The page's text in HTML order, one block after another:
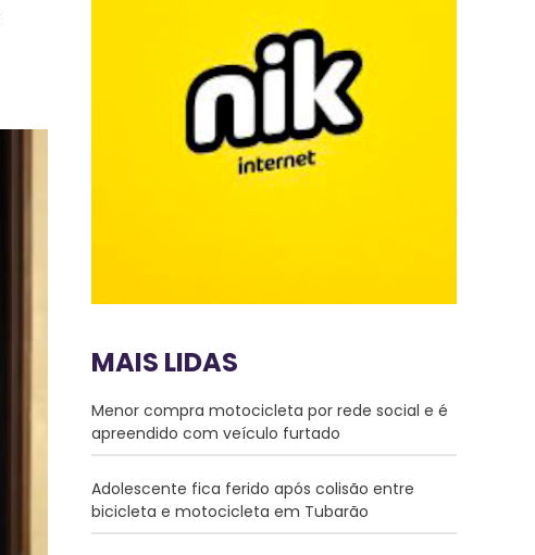
MAIS LIDAS
Menor compra motocicleta por rede social e é
apreendido com veículo furtado
Adolescente fica ferido após colisão entre
bicicleta e motocicleta em Tubarão